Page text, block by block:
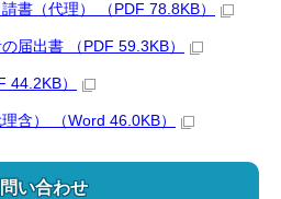
書（代理） （PDF 78.8KB）
届出書 （PDF 59.3KB）
44.2KB）
含） （Word 46.0KB）
い合わせ